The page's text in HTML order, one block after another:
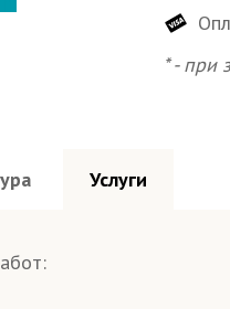
* - при
Услуги